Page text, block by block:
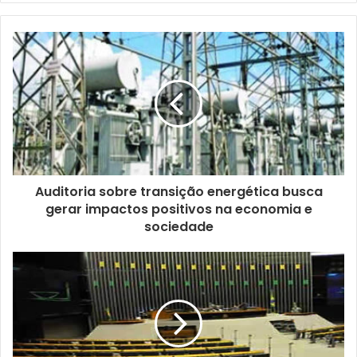
a
s
e
u
e
n
d
e
r
e
e
m
Auditoria sobre transição energética busca
gerar impactos positivos na economia e
sociedade